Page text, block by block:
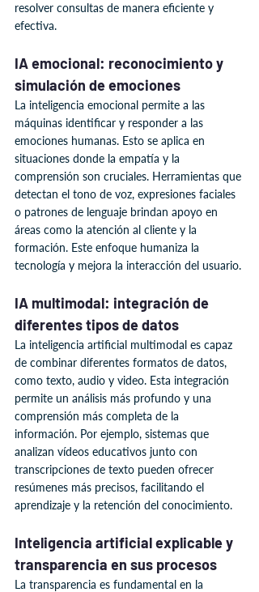
resolver consultas de manera eficiente y
efectiva.
IA emocional: reconocimiento y
simulación de emociones
La inteligencia emocional permite a las
máquinas identificar y responder a las
emociones humanas. Esto se aplica en
situaciones donde la empatía y la
comprensión son cruciales. Herramientas que
detectan el tono de voz, expresiones faciales
o patrones de lenguaje brindan apoyo en
áreas como la atención al cliente y la
formación. Este enfoque humaniza la
tecnología y mejora la interacción del usuario.
IA multimodal: integración de
diferentes tipos de datos
La inteligencia artificial multimodal es capaz
de combinar diferentes formatos de datos,
como texto, audio y video. Esta integración
permite un análisis más profundo y una
comprensión más completa de la
información. Por ejemplo, sistemas que
analizan vídeos educativos junto con
transcripciones de texto pueden ofrecer
resúmenes más precisos, facilitando el
aprendizaje y la retención del conocimiento.
Inteligencia artificial explicable y
transparencia en sus procesos
La transparencia es fundamental en la